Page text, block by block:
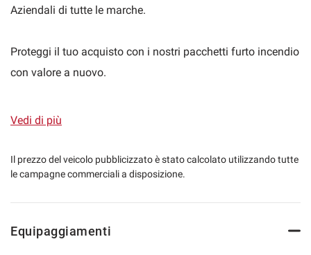
Aziendali di tutte le marche.
Proteggi il tuo acquisto con i nostri pacchetti furto incendio
con valore a nuovo.
Vorremmo poter collaborare con te fornendoti un acquisto
acquisto e creando finanziamenti su misura per te.
documentazione contrattuale e spedizione della vettura in
Vedi di più
Il prezzo del veicolo pubblicizzato è stato calcolato utilizzando tutte
le campagne commerciali a disposizione.
Equipaggiamenti
Cookie analitici